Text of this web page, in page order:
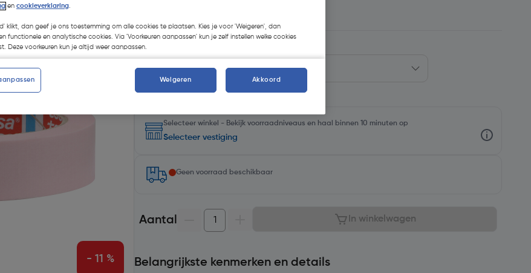
- 11 %
Kies productvariant
Selecteer winkel - Bekijk voorraadniveaus en haal binnen 10 minuten op
Selecteer vestiging
Geen voorraad beschikbaar
Aantal In winkelwagen
Belangrijkste kenmerken en details
en cookieverklaring.
klikt, dan geef je ons toestemming om alle cookies te plaatsen. Kies je voor 'Weigeren', dan
functionele en analytische cookies. Via 'Voorkeuren aanpassen' kun je zelf instellen welke cookies
Deze voorkeuren kun je altijd weer aanpassen.
Weigeren Akkoord